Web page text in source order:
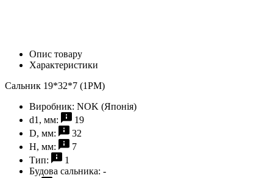
Опис товару
Характеристики
Сальник 19*32*7 (1PM)
Виробник: NOK (Японія)
d1, мм:
19
D, мм:
32
H, мм:
7
Тип:
1
Будова сальника: -